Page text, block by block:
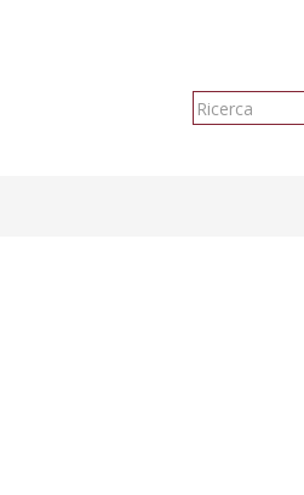
Form